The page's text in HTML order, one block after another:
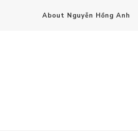
About Nguyễn Hồng Anh